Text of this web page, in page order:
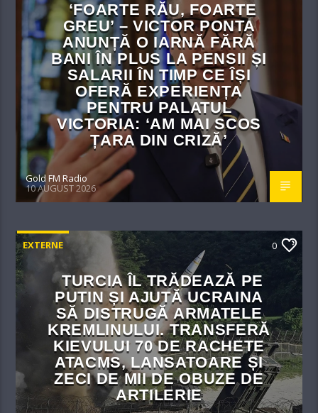
‘FOARTE RĂU, FOARTE
GREU’ – VICTOR PONTA
ANUNȚĂ O IARNĂ FĂRĂ
BANI ÎN PLUS LA PENSII ȘI
SALARII ÎN TIMP CE ÎȘI
OFERĂ EXPERIENȚA
PENTRU PALATUL
VICTORIA: ‘AM MAI SCOS
ȚARA DIN CRIZĂ’
Gold FM Radio
10 AUGUST 2026
EXTERNE 0
TURCIA ÎL TRĂDEAZĂ PE
PUTIN ȘI AJUTĂ UCRAINA
SĂ DISTRUGĂ ARMATELE
KREMLINULUI. TRANSFERĂ
KIEVULUI 70 DE RACHETE
ATACMS, LANSATOARE ȘI
ZECI DE MII DE OBUZE DE
ARTILERIE